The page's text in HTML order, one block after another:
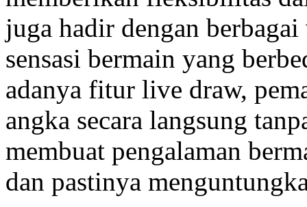
juga hadir dengan
sensasi bermain yang
adanya fitur live draw,
angka secara langsung
membuat pengalaman
dan pastinya